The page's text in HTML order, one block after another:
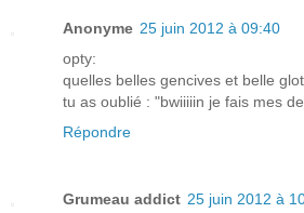
Anonyme 25 juin 2012 à 09:40
opty:
quelles belles gencives et belle
tu as oublié : "bwiiiiin je fais mes
Répondre
Grumeau addict 25 juin 2012 à